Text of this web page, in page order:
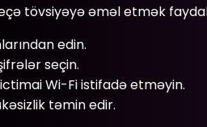
tövsiyəyə əməl etmək
edin.
seçin.
Wi-Fi istifadə etməyin.
təmin edir.